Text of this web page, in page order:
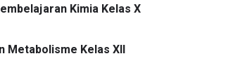
Kimia Kelas X
Metabolisme Kelas XII